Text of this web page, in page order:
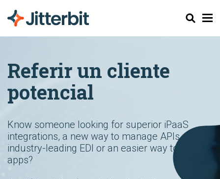
Buscar
Referir un cliente
potencial
Know someone looking for superior iPaaS
integrations, a new way to manage APIs, an
industry-leading EDI or an easier way to build
apps?